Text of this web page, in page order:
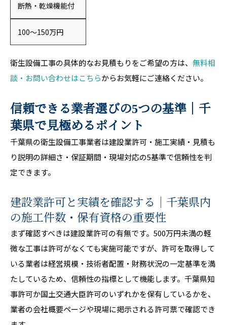
断熱・乾燥機能付
100〜150万円
衛生設備工事の具体的なお見積もりをご希望の方は、 無料相
談・お問い合わせはこちらからお気軽にご連絡ください。
信頼できる業者選びの5つの基準｜千
葉県で見極めるポイント
千葉県の衛生設備工事業者は建設業許可・施工実績・見積も
り説明の詳細さ・保証期間・現場対応の5基準で信頼性を判
定できます。
建設業許可と実績を確認する｜千葉県内
の施工件数・保有資格の重要性
まず確認すべきは建設業許可の有無です。500万円未満の軽
微な工事は許可がなくても実施可能ですが、許可を取得して
いる業者は経営規模・技術者配置・財務状況の一定基準を満
たしているため、信頼性の指標として機能します。千葉県知
事許可か国土交通大臣許可のいずれかを保有しているかを、
業者の会社概要ページや現場に掲示される許可票で確認でき